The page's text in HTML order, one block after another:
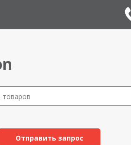
Отправить запрос